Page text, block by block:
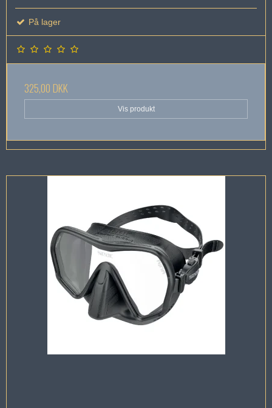
På lager
325,00 DKK
Vis produkt